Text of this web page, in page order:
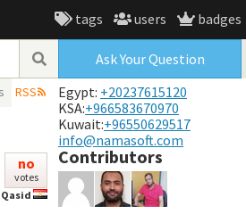
tags users badges
Ask Your Question
RSS
no
votes
Egypt: +20237615120
KSA:+966583670970
Kuwait:+96550629517
info@namasoft.com
Contributors